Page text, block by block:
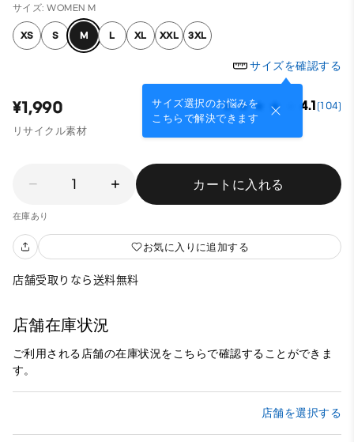
サイズ: WOMEN M
XS S M L XL XXL 3XL
サイズを確認する
サイズ選択のお悩みを
こちらで解決できます
¥1,990 4.1 (104)
リサイクル素材
1 カートに入れる
在庫あり
お気に入りに追加する
店舗受取りなら送料無料
店舗在庫状況
ご利用される店舗の在庫状況をこちらで確認することができま
す。
店舗を選択する